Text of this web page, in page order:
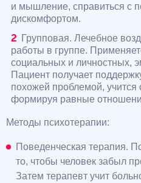
и мышление, справиться с
дискомфортом.
Групповая. Лечебное
работы в группе.
социальных и личностных,
Пациент получает
похожей проблемой,
формируя равные
Методы психотерапии:
Поведенческая терапия.
то, чтобы человек забыл
Затем терапевт учит